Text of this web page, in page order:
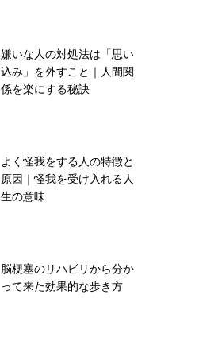
嫌いな人の対処法は「思い
込み」を外すこと｜人間関
係を楽にする秘訣
よく怪我をする人の特徴と
原因｜怪我を受け入れる人
生の意味
脳梗塞のリハビリから分か
って来た効果的な歩き方